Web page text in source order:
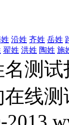
沿姓 齐姓 岳姓
翟姓 洪姓 陶姓 施
测
线